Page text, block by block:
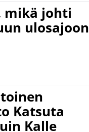
mikä johti
ulosajoon
Katsuta
Kalle